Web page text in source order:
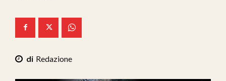
We Calabria
Mix Zone
Redazione